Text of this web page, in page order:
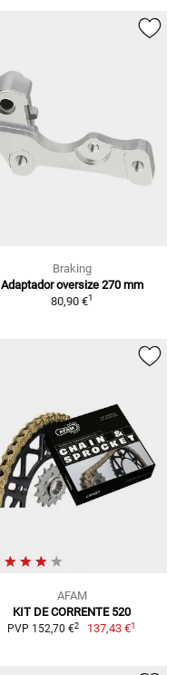
Braking
Adaptador oversize 270 mm
80,90 €1
AFAM
KIT DE CORRENTE 520
PVP 152,70 €2 137,43 €1